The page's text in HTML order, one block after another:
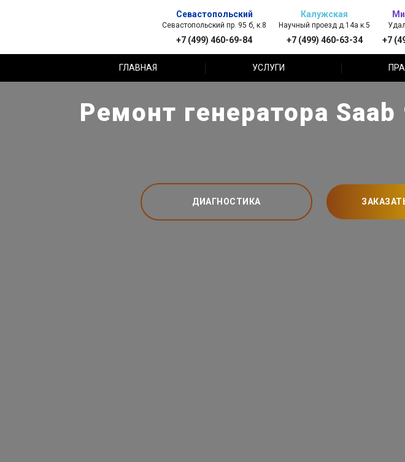
Севастопольский
Севастопольский пр. 95 б, к.8
+7 (499) 460-69-84
Калужская
Научный проезд д.14а к.5
+7 (499) 460-63-34 +7
ГЛАВНАЯ УСЛУГИ
Ремонт генератора
ДИАГНОСТИКА